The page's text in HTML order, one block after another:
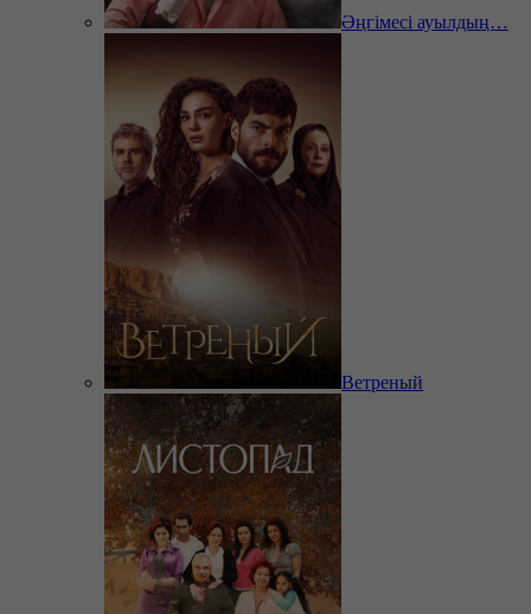
Әңгімесі ауылдың…
Ветреный